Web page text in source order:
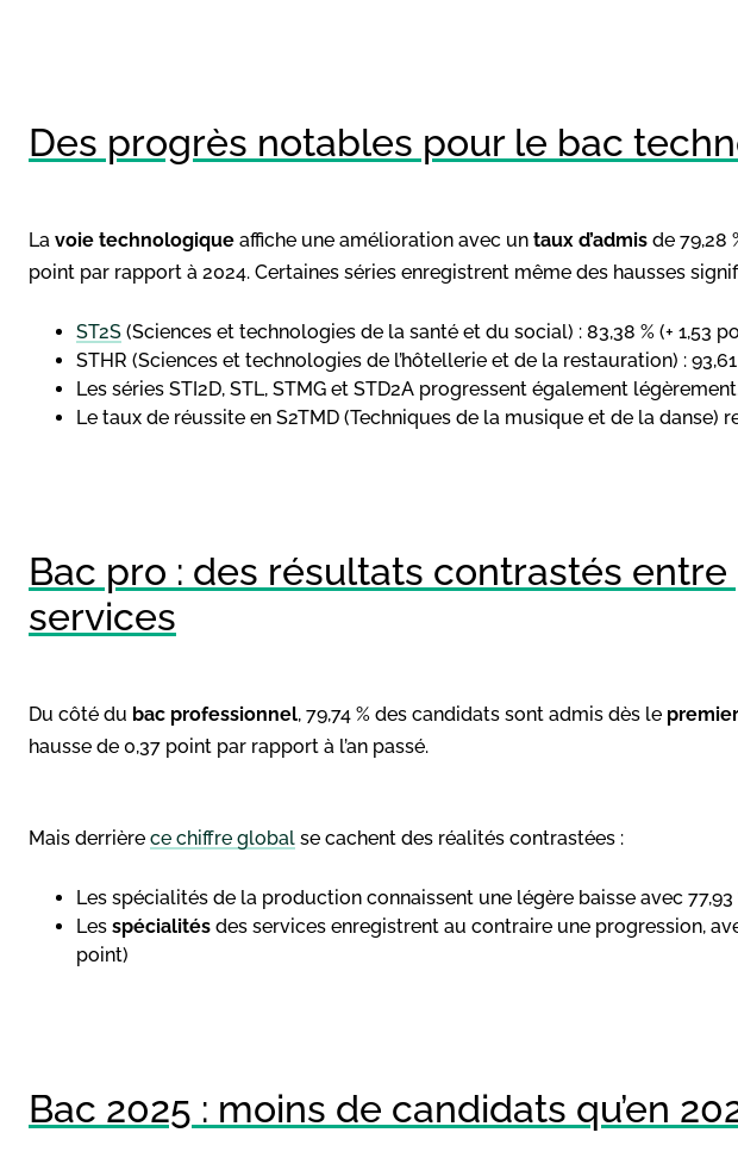
Des progrès notables pour le bac
La voie technologique affiche une amélioration avec un taux d’admis de 79,28
point par rapport à 2024. Certaines séries enregistrent même des hausses
ST2S (Sciences et technologies de la santé et du social) : 83,38 % (+ 1,53
STHR (Sciences et technologies de l’hôtellerie et de la restauration) : 93,61
Les séries STI2D, STL, STMG et STD2A progressent également
Le taux de réussite en S2TMD (Techniques de la musique et de la danse)
Bac pro : des résultats contrastés
services
Du côté du bac professionnel, 79,74 % des candidats sont admis dès le
hausse de 0,37 point par rapport à l’an passé.
Mais derrière ce chiffre global se cachent des réalités contrastées :
Les spécialités de la production connaissent une légère baisse avec 77,93
Les spécialités des services enregistrent au contraire une progression,
point)
Bac 2025 : moins de candidats qu’en